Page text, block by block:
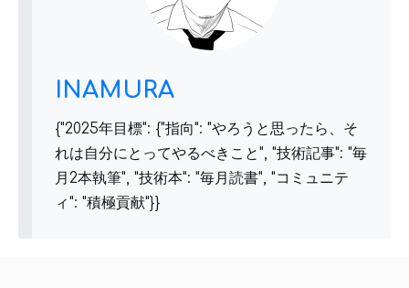
INAMURA
{"2025年目標": {"指向": "やろうと思ったら、そ
れは自分にとってやるべきこと", "技術記事": "毎
月2本執筆", "技術本": "毎月読書", "コミュニテ
ィ": "積極貢献"}}